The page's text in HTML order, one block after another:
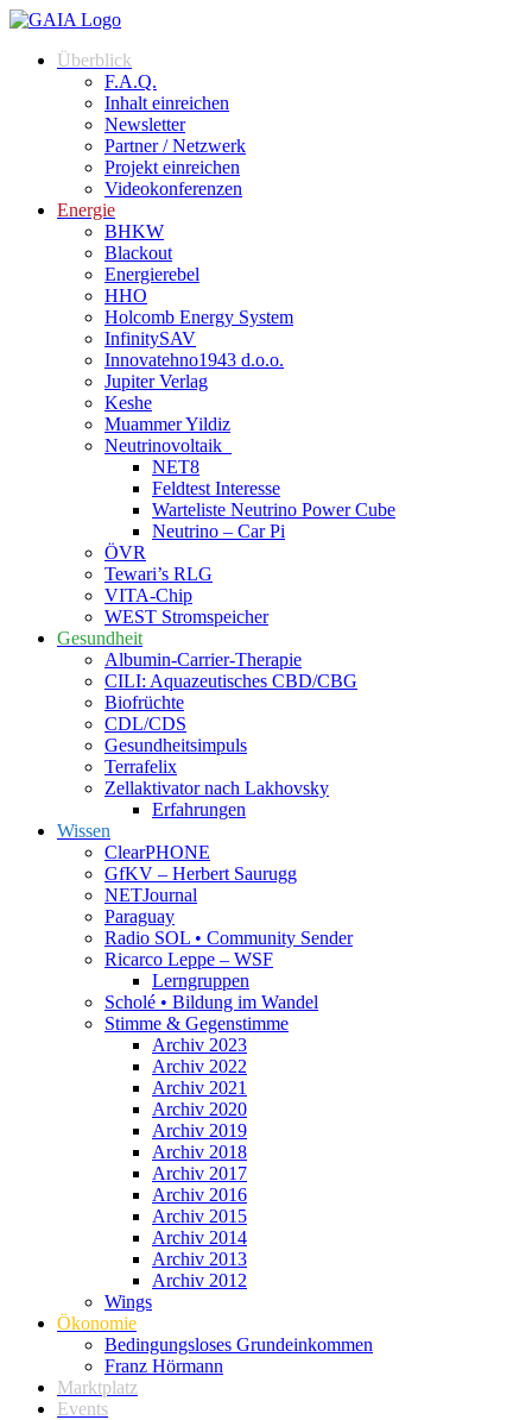
Überblick
F.A.Q.
Inhalt einreichen
Newsletter
Partner / Netzwerk
Projekt einreichen
Videokonferenzen
Energie
BHKW
Blackout
Energierebel
HHO
Holcomb Energy System
InfinitySAV
Innovatehno1943 d.o.o.
Jupiter Verlag
Keshe
Muammer Yildiz
Neutrinovoltaik
NET8
Feldtest Interesse
Warteliste Neutrino Power Cube
Neutrino – Car Pi
ÖVR
Tewari’s RLG
VITA-Chip
WEST Stromspeicher
Gesundheit
Albumin-Carrier-Therapie
CILI: Aquazeutisches CBD/CBG
Biofrüchte
CDL/CDS
Gesundheitsimpuls
Terrafelix
Zellaktivator nach Lakhovsky
Erfahrungen
Wissen
ClearPHONE
GfKV – Herbert Saurugg
NETJournal
Paraguay
Radio SOL • Community Sender
Ricarco Leppe – WSF
Lerngruppen
Scholé • Bildung im Wandel
Stimme & Gegenstimme
Archiv 2023
Archiv 2022
Archiv 2021
Archiv 2020
Archiv 2019
Archiv 2018
Archiv 2017
Archiv 2016
Archiv 2015
Archiv 2014
Archiv 2013
Archiv 2012
Wings
Ökonomie
Bedingungsloses Grundeinkommen
Franz Hörmann
Marktplatz
Events